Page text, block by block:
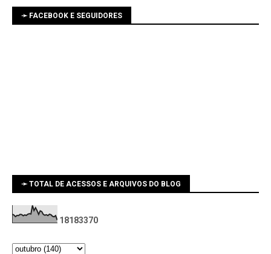
➛ FACEBOOK E SEGUIDORES
➛ TOTAL DE ACESSOS E ARQUIVOS DO BLOG
1 81 83370